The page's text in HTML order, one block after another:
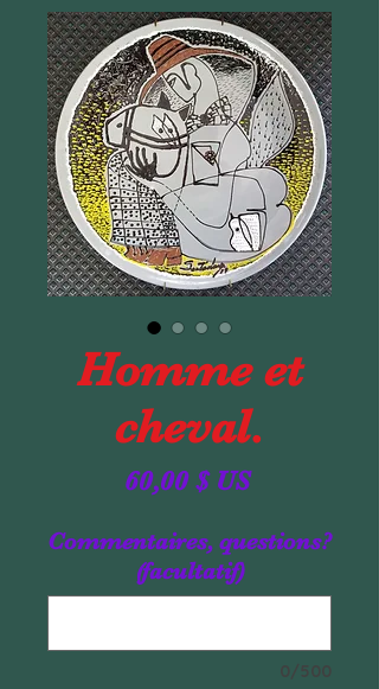
Homme et
cheval.
60,00 $ USPrix
Commentaires, questions?
(facultatif)
0/500